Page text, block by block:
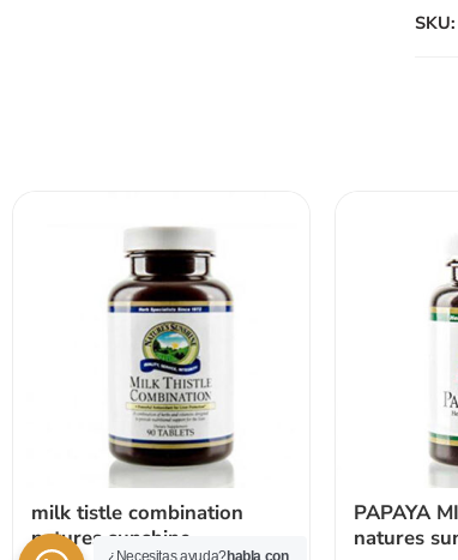
SKU:
milk tistle combination
natures sunshine
PAPAYA
natures
¿Necesitas ayuda?habla con